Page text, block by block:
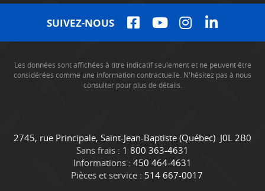
SUIVEZ-NOUS
Les données sont affichées à titre indicatif seulement et ne peuvent être
considérées comme une information contractuelle. N'hésitez pas à nous
consulter pour plus de détails.
C
o
n
t
C
a
m
i
2745, rue Principale, Saint-Jean-Baptiste (Québec) J0L 2B0
Sans frais : 1 800 363-4631
Informations : 450 464-4631
Pièces et service : 514 667-0017